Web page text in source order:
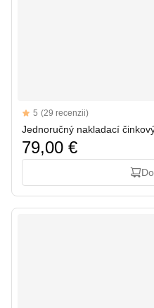
Reviews
5 out of 5 stars
5 (29 recenzii)
Jednoručný nakladací
79,00 €